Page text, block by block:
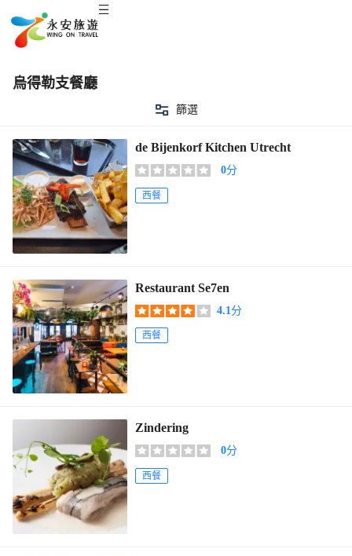
烏得勒支餐廳
篩選
de Bijenkorf Kitchen Utrecht
0分
西餐
Restaurant Se7en
4.1分
西餐
Zindering
0分
西餐